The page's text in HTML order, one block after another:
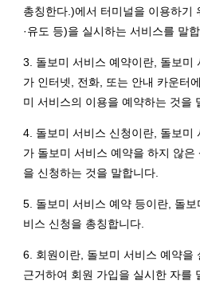
총칭한다.)에서 터미널을 이용하기
·유도 등)을 실시하는 서비스를 말합
3. 돌보미 서비스 예약이란, 돌보미
가 인터넷, 전화, 또는 안내 카운터
미 서비스의 이용을 예약하는 것을
4. 돌보미 서비스 신청이란, 돌보미
가 돌보미 서비스 예약을 하지 않
을 신청하는 것을 말합니다.
5. 돌보미 서비스 예약 등이란, 돌
비스 신청을 총칭합니다.
6. 회원이란, 돌보미 서비스 예약을
근거하여 회원 가입을 실시한 자를